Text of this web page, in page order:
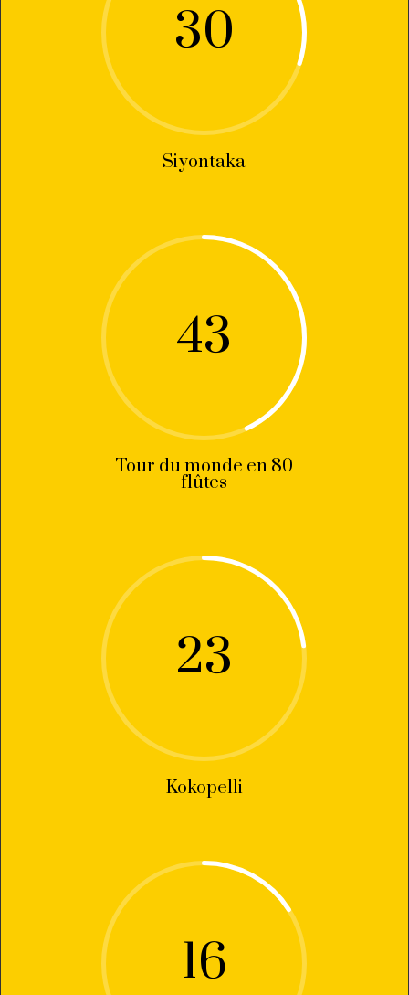
30
Siyontaka
43
Tour du monde en 80
flûtes
23
Kokopelli
16